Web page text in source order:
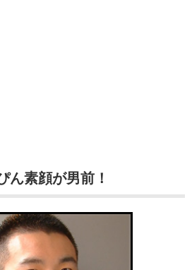
ん素顔が男前！